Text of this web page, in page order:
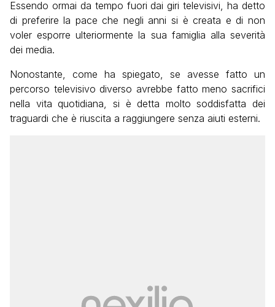
Essendo ormai da tempo fuori dai giri televisivi, ha detto
di preferire la pace che negli anni si è creata e di non
voler esporre ulteriormente la sua famiglia alla severità
dei media.
Nonostante, come ha spiegato, se avesse fatto un
percorso televisivo diverso avrebbe fatto meno sacrifici
nella vita quotidiana, si è detta molto soddisfatta dei
traguardi che è riuscita a raggiungere senza aiuti esterni.